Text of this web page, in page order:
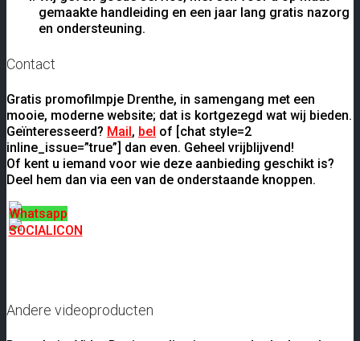
gemaakte handleiding en een jaar lang gratis nazorg
en ondersteuning.
Contact
Gratis promofilmpje Drenthe, in samengang met een
mooie, moderne website; dat is kortgezegd wat wij bieden.
Geïnteresseerd? Mail, bel of [chat style=2
inline_issue=”true”] dan even. Geheel vrijblijvend!
Of kent u iemand voor wie deze aanbieding geschikt is?
Deel hem dan via een van de onderstaande knoppen.
Andere videoproducten